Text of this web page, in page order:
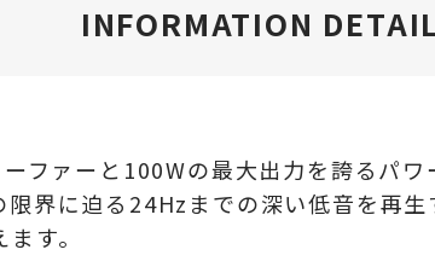
INFORMATION
ファーと100Wの最大出力を誇るパ
界に迫る24Hzまでの深い低音を再
す。